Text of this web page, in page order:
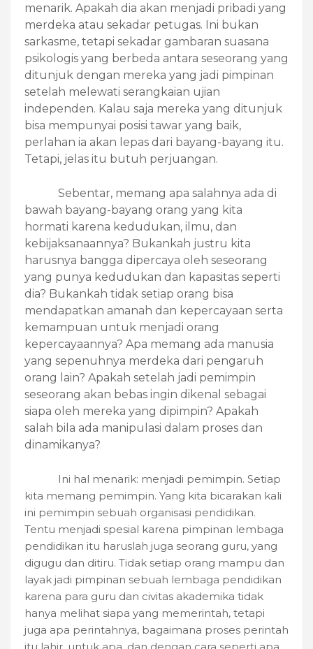
menarik. Apakah dia akan menjadi pribadi yang
merdeka atau sekadar petugas. Ini bukan
sarkasme, tetapi sekadar gambaran suasana
psikologis yang berbeda antara seseorang yang
ditunjuk dengan mereka yang jadi pimpinan
setelah melewati serangkaian ujian
independen. Kalau saja mereka yang ditunjuk
bisa mempunyai posisi tawar yang baik,
perlahan ia akan lepas dari bayang-bayang itu.
Tetapi, jelas itu butuh perjuangan.
Sebentar, memang apa salahnya ada di
bawah bayang-bayang orang yang kita
hormati karena kedudukan, ilmu, dan
kebijaksanaannya? Bukankah justru kita
harusnya bangga dipercaya oleh seseorang
yang punya kedudukan dan kapasitas seperti
dia? Bukankah tidak setiap orang bisa
mendapatkan amanah dan kepercayaan serta
kemampuan untuk menjadi orang
kepercayaannya? Apa memang ada manusia
yang sepenuhnya merdeka dari pengaruh
orang lain? Apakah setelah jadi pemimpin
seseorang akan bebas ingin dikenal sebagai
siapa oleh mereka yang dipimpin? Apakah
salah bila ada manipulasi dalam proses dan
dinamikanya?
Ini hal menarik: menjadi pemimpin. Setiap
kita memang pemimpin. Yang kita bicarakan kali
ini pemimpin sebuah organisasi pendidikan.
Tentu menjadi spesial karena pimpinan lembaga
pendidikan itu haruslah juga seorang guru, yang
digugu dan ditiru. Tidak setiap orang mampu dan
layak jadi pimpinan sebuah lembaga pendidikan
karena para guru dan civitas akademika tidak
hanya melihat siapa yang memerintah, tetapi
juga apa perintahnya, bagaimana proses perintah